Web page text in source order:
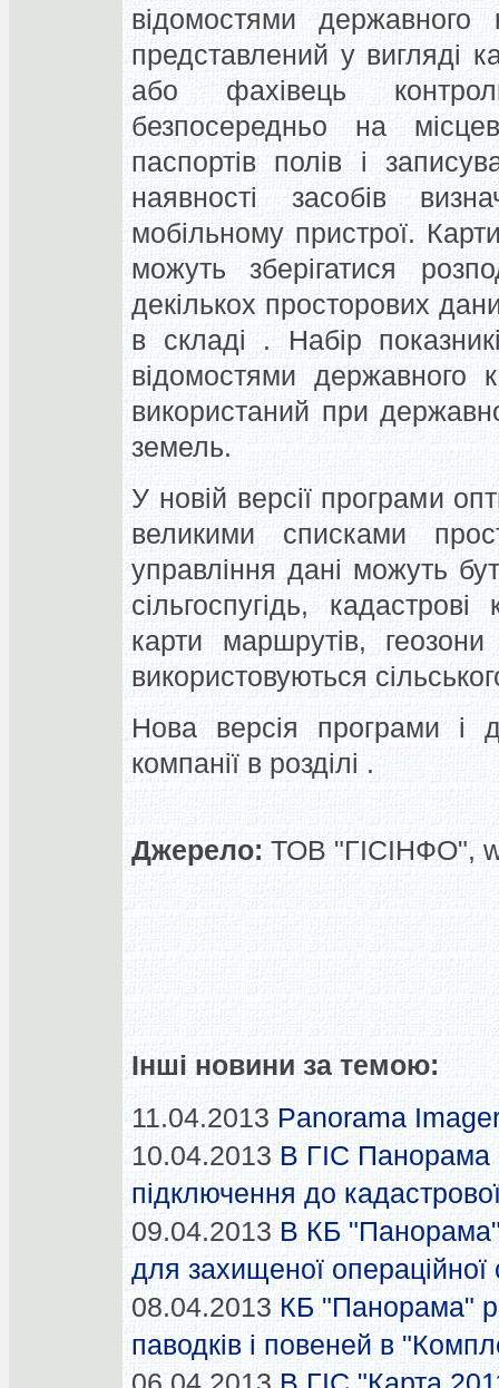
відомостями державного
представлений у вигляді
або фахівець
безпосередньо на
паспортів полів і
наявності засобів
мобільному пристрої.
можуть зберігатися
декількох просторових
в складі . Набір
відомостями державного
використаний при
земель.
У новій версії програми
великими списками
управління дані можуть
сільгоспугідь,
карти маршрутів,
використовуються
Нова версія програми і
компанії в розділі .
Джерело: ТОВ "ГІСІНФО",
Інші новини за темою:
11.04.2013 Panorama
10.04.2013 В ГІС Панорама
підключення до
09.04.2013 В КБ
для захищеної операційної
08.04.2013 КБ "Панорама"
паводків і повеней в